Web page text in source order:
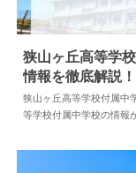
中学情報
狭山ヶ丘高等学
情報を徹底解説！
狭山ヶ丘高等学校付属中
等学校付属中学校の情報